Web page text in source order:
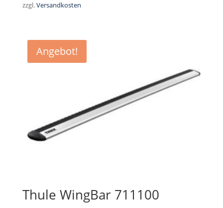
290,00 €255,00 €.
zzgl.Versandkosten
Angebot!
Thule WingBar 711100